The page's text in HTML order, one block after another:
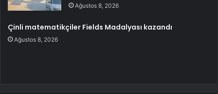
Ağustos 8, 2026
Çinli matematikçiler Fields Madalyası kazandı
Ağustos 8, 2026